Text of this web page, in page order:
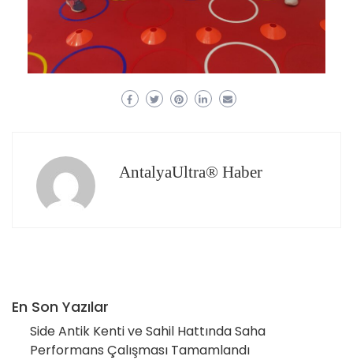
AntalyaUltra® Haber
En Son Yazılar
Side Antik Kenti ve Sahil Hattında Saha
Performans Çalışması Tamamlandı